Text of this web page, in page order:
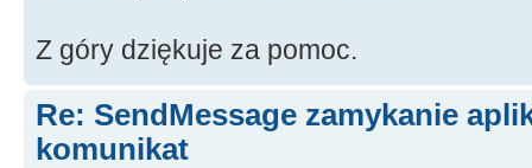
Z góry dziękuje za pomoc.
Re: SendMessage zamykanie
komunikat